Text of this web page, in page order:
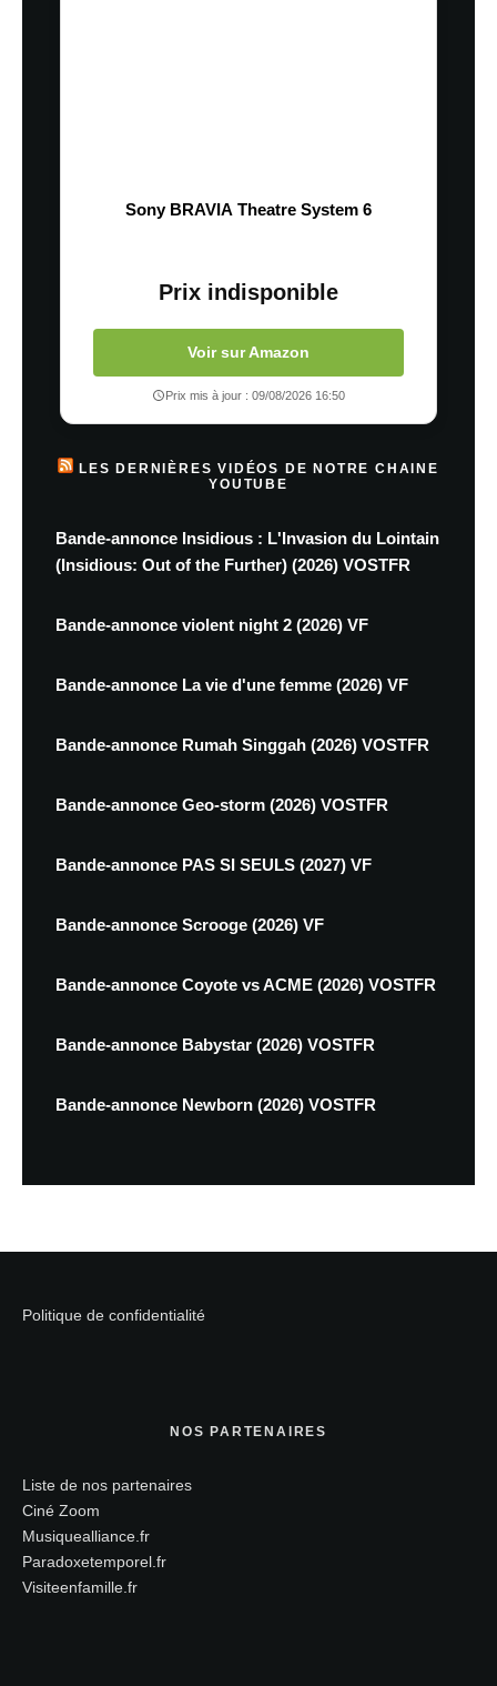
Sony BRAVIA Theatre System 6
Prix indisponible
Voir sur Amazon
Prix mis à jour : 09/08/2026 16:50
LES DERNIÈRES VIDÉOS DE NOTRE CHAINE
YOUTUBE
Bande-annonce Insidious : L'Invasion du Lointain
(Insidious: Out of the Further) (2026) VOSTFR
Bande-annonce violent night 2 (2026) VF
Bande-annonce La vie d'une femme (2026) VF
Bande-annonce Rumah Singgah (2026) VOSTFR
Bande-annonce Geo-storm (2026) VOSTFR
Bande-annonce PAS SI SEULS (2027) VF
Bande-annonce Scrooge (2026) VF
Bande-annonce Coyote vs ACME (2026) VOSTFR
Bande-annonce Babystar (2026) VOSTFR
Bande-annonce Newborn (2026) VOSTFR
Politique de confidentialité
NOS PARTENAIRES
Liste de nos partenaires
Ciné Zoom
Musiquealliance.fr
Paradoxetemporel.fr
Visiteenfamille.fr